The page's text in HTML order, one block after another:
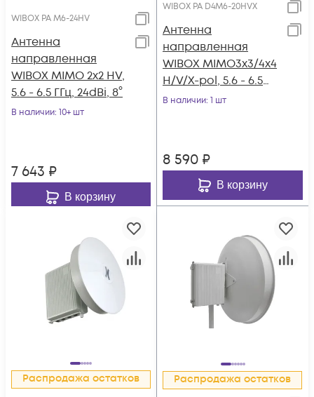
WIBOX PA M6-24HV
Антенна
направленная
WIBOX MIMO 2x2 HV,
5.6 - 6.5 ГГц, 24dBi, 8°
В наличии: 10+ шт
7 643 ₽
В корзину
WIBOX PA D4M6-20HVX
Антенна
направленная
WIBOX MIMO3x3/4x4
H/V/X-pol, 5.6 - 6.5
ГГц, 20dBi, 16°
В наличии: 1 шт
8 590 ₽
В корзину
Распродажа остатков Распродажа остатков